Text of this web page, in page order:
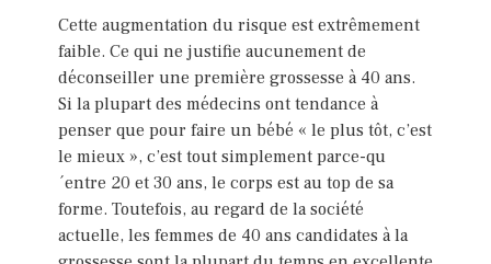
Cette augmentation du risque est extrêmement
faible. Ce qui ne justifie aucunement de
déconseiller une première grossesse à 40 ans.
Si la plupart des médecins ont tendance à
penser que pour faire un bébé « le plus tôt, c’est
le mieux », c’est tout simplement parce-qu
´entre 20 et 30 ans, le corps est au top de sa
forme. Toutefois, au regard de la société
actuelle, les femmes de 40 ans candidates à la